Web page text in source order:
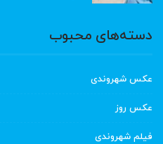
دسته‌های محبوب
عکس شهروندی
عکس روز
فیلم شهروندی